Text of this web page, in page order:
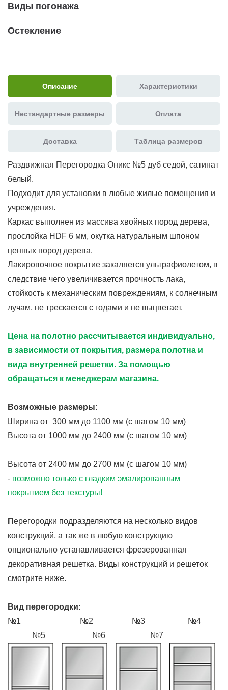
Виды погонажа
Остекление
Описание Характеристики
Нестандартные размеры Оплата
Доставка Таблица размеров
Раздвижная Перегородка Оникс №5 дуб седой, сатинат
белый.
Подходит для установки в любые жилые помещения и
учреждения.
Каркас выполнен из массива хвойных пород дерева,
прослойка HDF 6 мм, окутка натуральным шпоном
ценных пород дерева.
Лакировочное покрытие закаляется ультрафиолетом, в
следствие чего увеличивается прочность лака,
стойкость к механическим повреждениям, к солнечным
лучам, не трескается с годами и не выцветает.
Цена на полотно рассчитывается индивидуально,
в зависимости от покрытия, размера полотна и
вида внутренней решетки. За помощью
обращаться к менеджерам магазина.
Возможные размеры:
Ширина от 300 мм до 1100 мм (с шагом 10 мм)
Высота от 1000 мм до 2400 мм (с шагом 10 мм)
Высота от 2400 мм до 2700 мм (с шагом 10 мм)
- возможно только с гладким эмалированным
покрытием без текстуры!
Перегородки подразделяются на несколько видов
конструкций, а так же в любую конструкцию
опционально устанавливается фрезерованная
декоративная решетка. Виды конструкций и решеток
смотрите ниже.
Вид перегородки:
№1 №2 №3 №4
№5 №6 №7